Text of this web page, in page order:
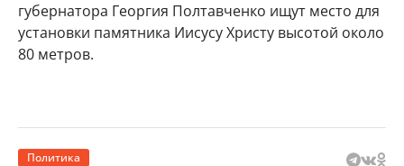
губернатора Георгия Полтавченко ищут место для
установки памятника Иисусу Христу высотой около
80 метров.
Политика